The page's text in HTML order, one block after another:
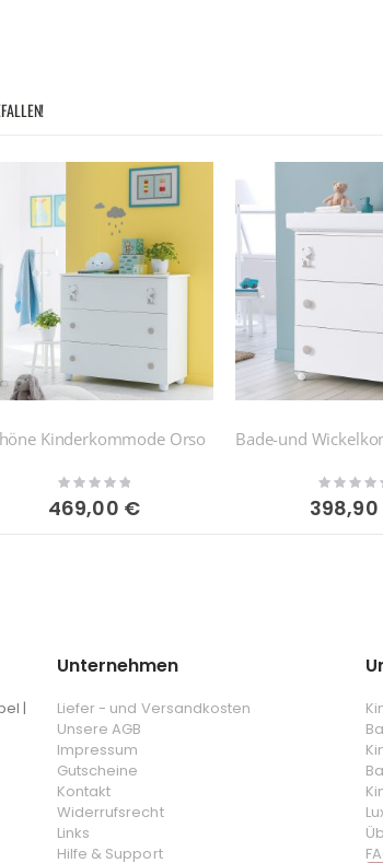
Kinderkommode Orso
Rating:
0%
469,00 €
Rating:
0%
|
Unternehmen
Liefer - und Versandkosten
Unsere AGB
Impressum
Gutscheine
Kontakt
Widerrufsrecht
Links
Hilfe & Support